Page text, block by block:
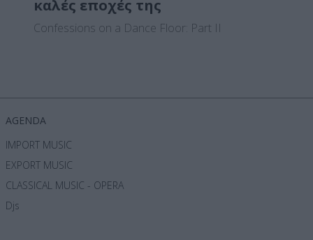
καλές εποχές της
Confessions on a Dance Floor: Part II
AGENDA
IMPORT MUSIC
EXPORT MUSIC
CLASSICAL MUSIC - OPERA
Djs